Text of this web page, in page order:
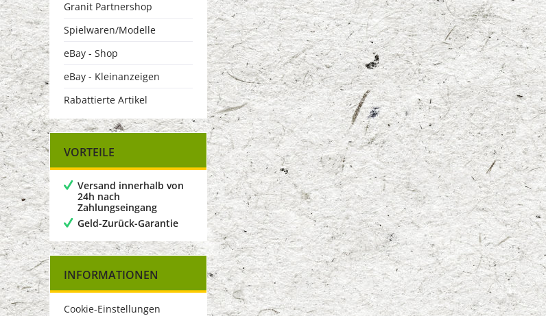
Granit Partnershop
Spielwaren/Modelle
eBay - Shop
eBay - Kleinanzeigen
Rabattierte Artikel
VORTEILE
Versand innerhalb von
24h nach
Zahlungseingang
Geld-Zurück-Garantie
INFORMATIONEN
Cookie-Einstellungen